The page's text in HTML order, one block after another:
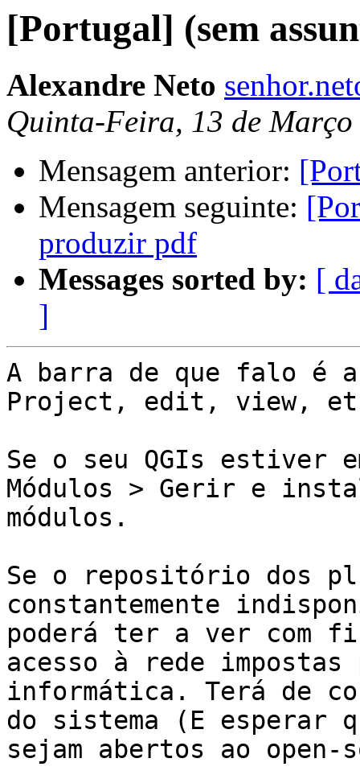
[Portugal] (sem
Alexandre Neto
Quinta-Feira, 13 de
Mensagem anterior:
Mensagem seguinte:
produzir pdf
Messages sorted by: [
]
A barra de que falo é
Project, edit, view,
Se o seu QGIs estiver
Módulos > Gerir e
módulos.
Se o repositório dos
constantemente
poderá ter a ver com
acesso à rede impostas
informática. Terá de
do sistema (E esperar
sejam abertos ao open-